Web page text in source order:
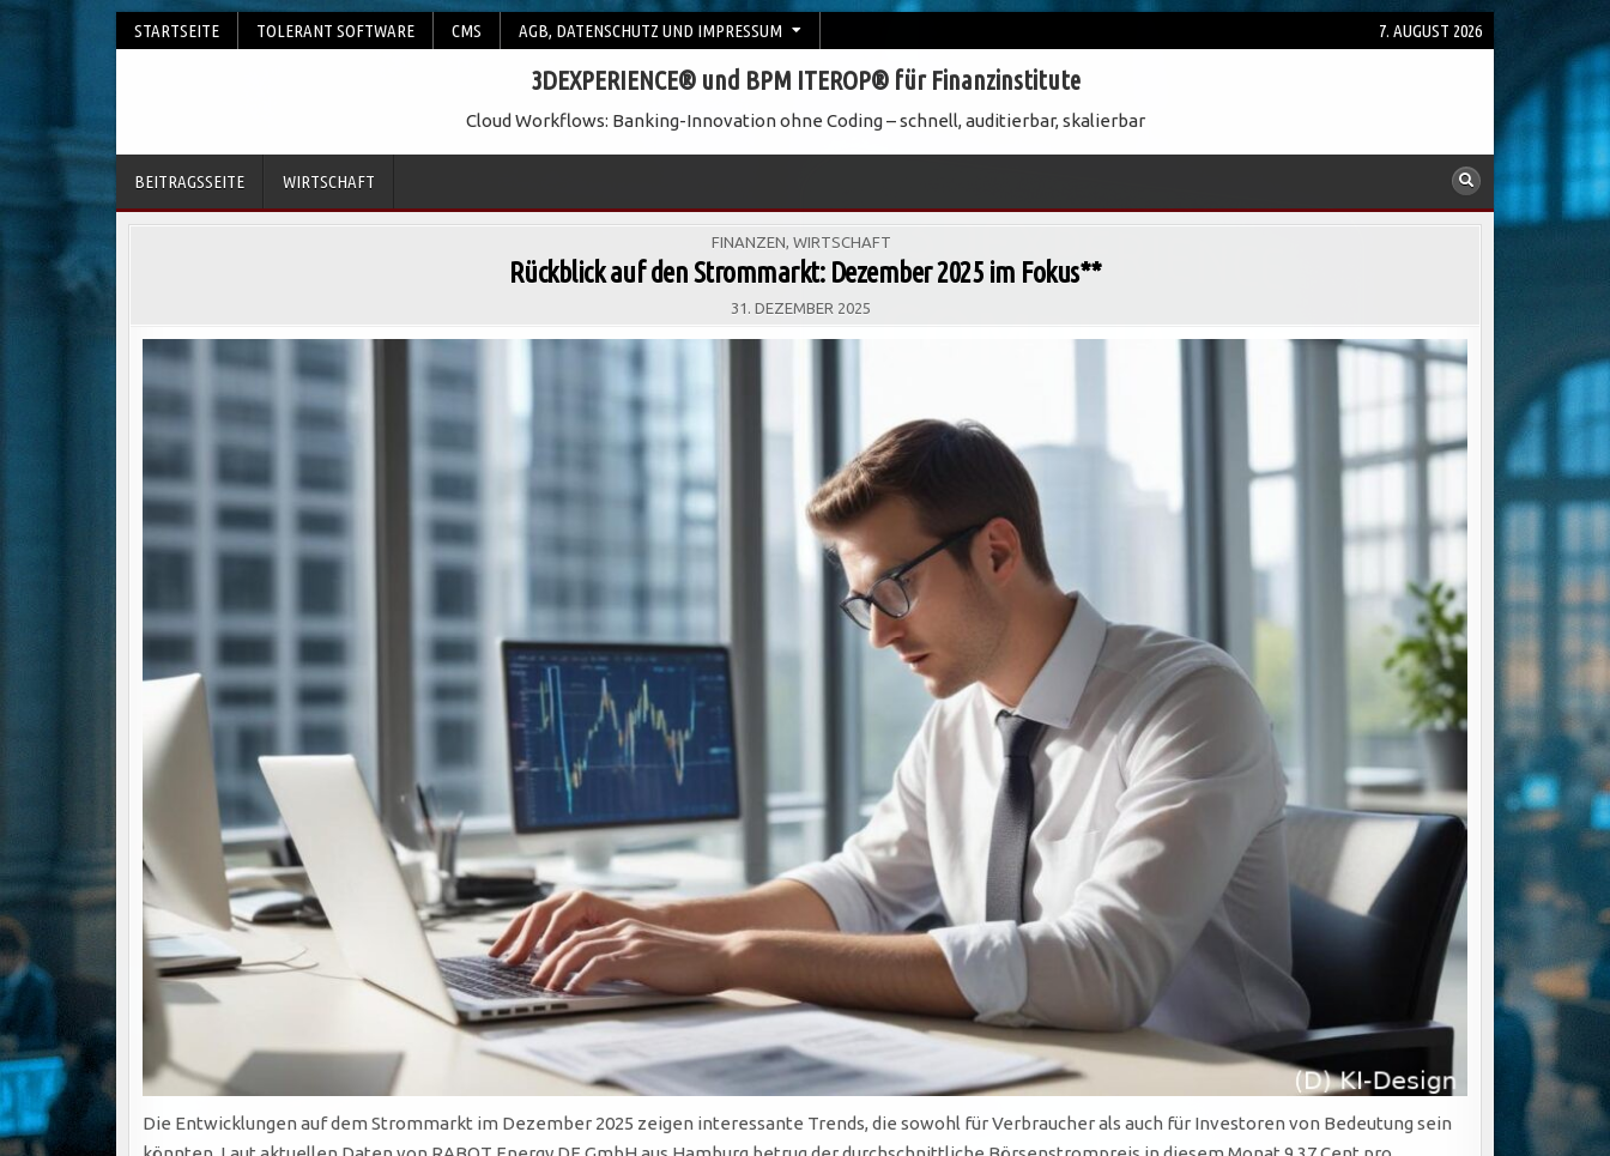
STARTSEITE TOLERANT SOFTWARE CMS AGB, DATENSCHUTZ UND IMPRESSUM 7. AUGUST 2026
3DEXPERIENCE® und BPM ITEROP® für Finanzinstitute
Cloud Workflows: Banking-Innovation ohne Coding – schnell, auditierbar, skalierbar
BEITRAGSSEITE WIRTSCHAFT
POSTED
FINANZEN WIRTSCHAFT
Rückblick auf den Strommarkt: Dezember 2025 im Fokus**
31. DEZEMBER 2025
Die Entwicklungen auf dem Strommarkt im Dezember 2025 zeigen interessante Trends, die sowohl für Verbraucher als auch für Investoren von Bedeutung sein